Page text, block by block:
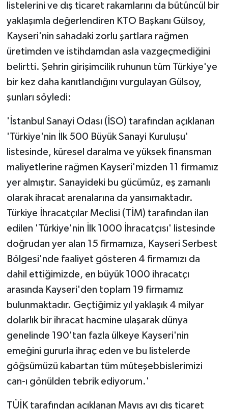
listelerini ve dış ticaret rakamlarını da bütüncül bir
yaklaşımla değerlendiren KTO Başkanı Gülsoy,
Kayseri'nin sahadaki zorlu şartlara rağmen
üretimden ve istihdamdan asla vazgeçmediğini
belirtti. Şehrin girişimcilik ruhunun tüm Türkiye'ye
bir kez daha kanıtlandığını vurgulayan Gülsoy,
şunları söyledi:
'İstanbul Sanayi Odası (İSO) tarafından açıklanan
'Türkiye'nin İlk 500 Büyük Sanayi Kuruluşu'
listesinde, küresel daralma ve yüksek finansman
maliyetlerine rağmen Kayseri'mizden 11 firmamız
yer almıştır. Sanayideki bu gücümüz, eş zamanlı
olarak ihracat arenalarına da yansımaktadır.
Türkiye İhracatçılar Meclisi (TİM) tarafından ilan
edilen 'Türkiye'nin İlk 1000 İhracatçısı' listesinde
doğrudan yer alan 15 firmamıza, Kayseri Serbest
Bölgesi'nde faaliyet gösteren 4 firmamızı da
dahil ettiğimizde, en büyük 1000 ihracatçı
arasında Kayseri'den toplam 19 firmamız
bulunmaktadır. Geçtiğimiz yıl yaklaşık 4 milyar
dolarlık bir ihracat hacmine ulaşarak dünya
genelinde 190'tan fazla ülkeye Kayseri'nin
emeğini gururla ihraç eden ve bu listelerde
göğsümüzü kabartan tüm müteşebbislerimizi
can-ı gönülden tebrik ediyorum.'
TÜİK tarafından açıklanan Mayıs ayı dış ticaret